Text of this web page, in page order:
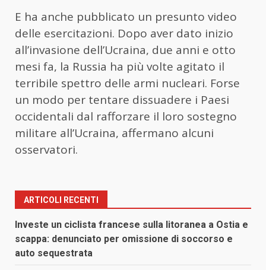
E ha anche pubblicato un presunto video
delle esercitazioni. Dopo aver dato inizio
all’invasione dell’Ucraina, due anni e otto
mesi fa, la Russia ha più volte agitato il
terribile spettro delle armi nucleari. Forse
un modo per tentare dissuadere i Paesi
occidentali dal rafforzare il loro sostegno
militare all’Ucraina, affermano alcuni
osservatori.
ARTICOLI RECENTI
Investe un ciclista francese sulla litoranea a Ostia e
scappa: denunciato per omissione di soccorso e
auto sequestrata